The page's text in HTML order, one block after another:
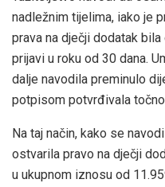
nadležnim tijelima, iako je
prava na dječji dodatak
prijavi u roku od 30 dana.
dalje navodila preminulo
potpisom potvrđivala
Na taj način, kako se
ostvarila pravo na dječji
u ukupnom iznosu od